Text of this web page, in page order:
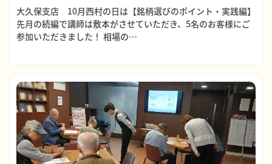
大久保支店 10月西村の日は【銘柄選びのポイント・実践編】
先月の続編で講師は敷本がさせていただき、5名のお客様にご
参加いただきました！ 相場の…